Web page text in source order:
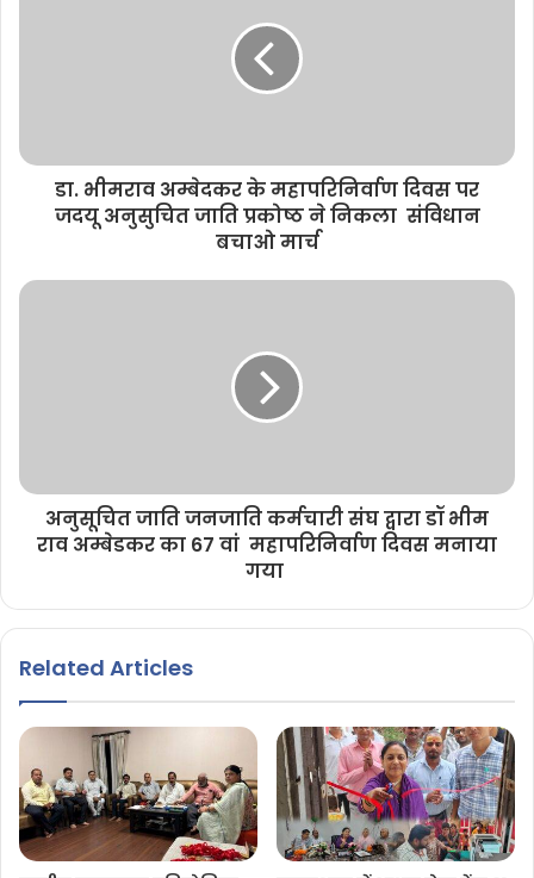
डा. भीमराव अम्बेदकर के महापरिनिर्वाण दिवस पर
जदयू अनुसुचित जाति प्रकोष्ठ ने निकला संविधान
बचाओ मार्च
अनुसूचित जाति जनजाति कर्मचारी संघ द्वारा डॉ भीम
राव अम्बेडकर का 67 वां महापरिनिर्वाण दिवस मनाया
गया
Related Articles